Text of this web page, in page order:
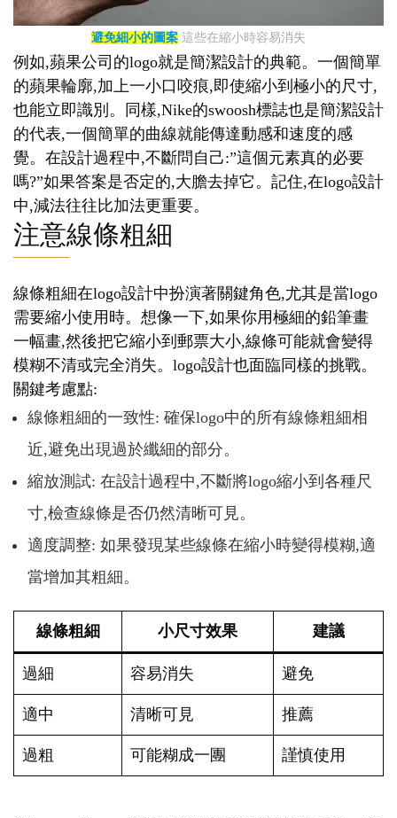
避免細小的圖案 這些在縮小時容易消失
例如,蘋果公司的logo就是簡潔設計的典範。一個簡單
的蘋果輪廓,加上一小口咬痕,即使縮小到極小的尺寸,
也能立即識別。同樣,Nike的swoosh標誌也是簡潔設計
的代表,一個簡單的曲線就能傳達動感和速度的感
覺。在設計過程中,不斷問自己:”這個元素真的必要
嗎?”如果答案是否定的,大膽去掉它。記住,在logo設計
中,減法往往比加法更重要。
注意線條粗細
線條粗細在logo設計中扮演著關鍵角色,尤其是當logo
需要縮小使用時。想像一下,如果你用極細的鉛筆畫
一幅畫,然後把它縮小到郵票大小,線條可能就會變得
模糊不清或完全消失。logo設計也面臨同樣的挑戰。
關鍵考慮點:
線條粗細的一致性: 確保logo中的所有線條粗細相
近,避免出現過於纖細的部分。
縮放測試: 在設計過程中,不斷將logo縮小到各種尺
寸,檢查線條是否仍然清晰可見。
適度調整: 如果發現某些線條在縮小時變得模糊,適
當增加其粗細。
線條粗細 小尺寸效果 建議
過細 容易消失 避免
適中 清晰可見 推薦
過粗 可能糊成一團 謹慎使用